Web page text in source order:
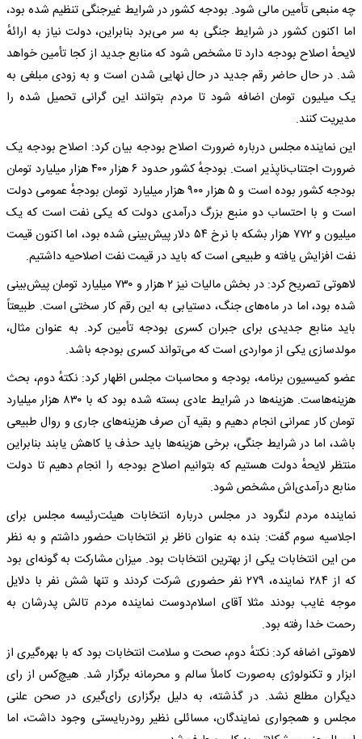
چه منبعی تأمین مالی شود. بودجه کشور در شرایط غیرجنگی تنظیم شده بود،
اما اکنون کشور در شرایط جنگی به سر می‌برد بنابراین، دولت نیاز به ارائهٔ
لایحهٔ اصلاح بودجه دارد تا مشخص شود که منابع جدید از کجا تأمین خواهد
شد. در حال حاضر رقم جدید در حال نهایی شدن است و به زودی مبلغی به
یک میلیون تومان اضافه شود تا مردم بتوانند این گرانی تحمیل شده را
مدیریت کنند.
این نماینده مجلس درباره ضرورت اصلاح بودجه بیان کرد: اصلاح بودجه یک
ضرورت اجتناب‌ناپذیر است. بودجهٔ کشور حدود ۶ هزار ۴۰۰ هزار میلیارد تومان
بودجه کشور بوده است و ۵ هزار ۹۰۰ هزار میلیارد تومان بودجهٔ عمومی دولت
است و با احتساب دو منبع بزرگ درآمدی دولت که یکی نفت است که یک
میلیون و ۷۷۲ هزار بشکه با نرخ ۵۴ دلار پیش‌بینی شده بود، اما اکنون قیمت
نفت افزایش یافته و طبیعی است که باید در قیمت نفت اصلاحیه داشتیم.
لاهوتی تصریح کرد: در بخش مالیات نیز ۲ هزار و ۷۳۰ میلیارد تومان پیش‌بینی
شده بود، اما در ماه‌های جنگ، دستیابی به این رقم کار سختی است. طبیعتاً
باید منابع جدیدی برای جبران کسری بودجه تأمین کرد. به عنوان مثال،
مولدسازی یکی از مواردی است که می‌تواند کسری بودجه باشد.
عضو کمیسیون برنامه، بودجه و محاسبات مجلس اظهار کرد: نکتهٔ دوم، بحث
هزینه‌هاست. هزینه‌ها در شرایط عادی بسته شده بود که با ۸۳۰ هزار میلیارد
تومان کار عمرانی انجام دهیم و بقیه آن صرف هزینه‌های جاری و روال طبیعی
باشد، اما در شرایط جنگی، برخی هزینه‌ها باید حذف یا کاهش یابند بنابراین
منتظر لایحهٔ دولت هستیم که بتوانیم اصلاح بودجه را انجام دهیم تا دولت
منابع درآمدی‌اش مشخص شود.
نماینده مردم لنگرود در مجلس درباره انتخابات هیئت‌رئیسه مجلس برای
اجلاسیه سوم گفت: بنده به عنوان ناظر بر انتخابات حضور داشتم و به نظر
من این انتخابات یکی از بهترین انتخابات بود. میزان مشارکت به گونه‌ای بود
که از ۲۸۴ نماینده، ۲۷۹ نفر حضوری شرکت کردند و تنها شش نفر با دلایل
موجه غایب بودند مثلا آقای اسلام‌دوست نماینده مردم تالش پدرشان به
رحمت خدا رفته بود.
لاهوتی اضافه کرد: نکتهٔ دوم، صحت و سلامت انتخابات بود که با بهره‌گیری از
ابزار و تکنولوژی به‌صورت کاملاً سالم و محرمانه برگزار شد. هیچ‌کس از رای
دیگران مطلع نشد. در گذشته، به دلیل برگزاری رای‌گیری در صحن علنی
مجلس و همجواری نمایندگان، مسائلی نظیر رودربایستی وجود داشت، اما